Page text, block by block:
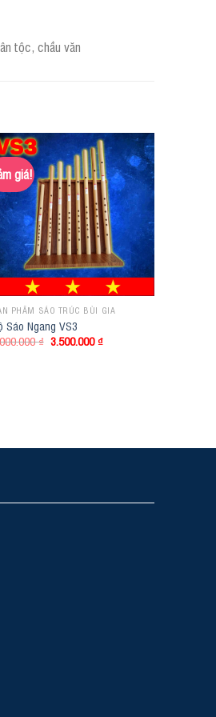
tộc, chầu văn
giá!
PHẨM SÁO TRÚC BÙI GIA
Sáo Ngang VS3
₫ Original
3.500.000₫Current